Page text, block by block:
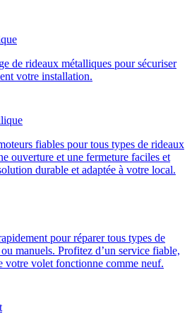
de rideaux métalliques pour sécuriser
votre installation.
fiables pour tous types de rideaux
ouverture et une fermeture faciles et
durable et adaptée à votre local.
pour réparer tous types de
manuels. Profitez d’un service fiable,
votre volet fonctionne comme neuf.